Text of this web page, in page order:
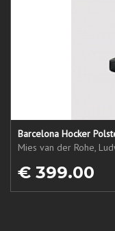
Barcelona Hocker
Mies van der Rohe,
€ 399.00